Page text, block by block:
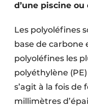
d’une piscine ou
Les polyoléfines
base de carbone
polyoléfines les
polyéthylène
s’agit à la fois
millimètres